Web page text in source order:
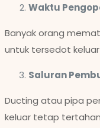
Waktu
Banyak orang
untuk tersedot
Saluran
Ducting atau pipa
keluar tetap